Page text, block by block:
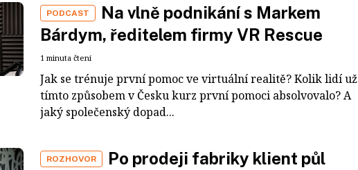
PODCAST
Na vlně podnikání s Markem
Bárdym, ředitelem firmy VR Rescue
1 minuta čtení
Jak se trénuje první pomoc ve virtuální realitě? Kolik lidí už
tímto způsobem v Česku kurz první pomoci absolvovalo? A
jaký společenský dopad...
ROZHOVOR
Po prodeji fabriky klient půl